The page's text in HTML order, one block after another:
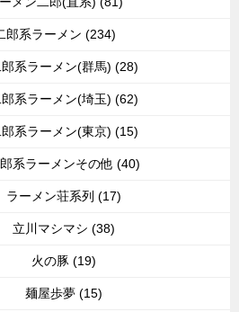
郎系ラーメン (234)
郎系ラーメン(群馬) (28)
郎系ラーメン(埼玉) (62)
郎系ラーメン(東京) (15)
系ラーメンその他 (40)
ラーメン荘系列 (17)
立川マシマシ (38)
火の豚 (19)
麺屋歩夢 (15)